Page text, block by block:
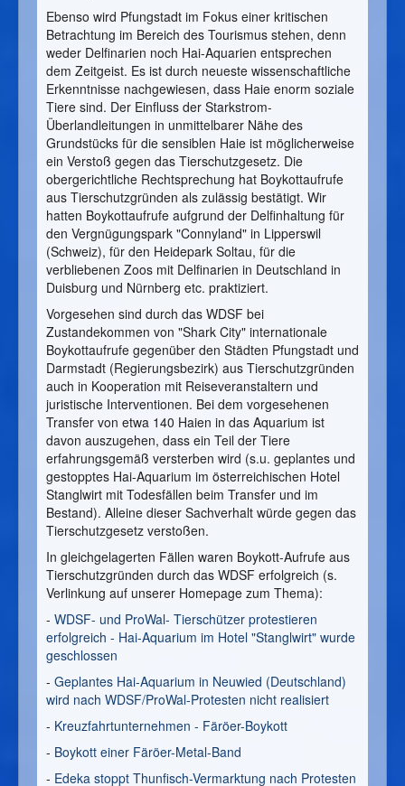
Ebenso wird Pfungstadt im Fokus einer kritischen
Betrachtung im Bereich des Tourismus stehen, denn
weder Delfinarien noch Hai-Aquarien entsprechen
dem Zeitgeist. Es ist durch neueste wissenschaftliche
Erkenntnisse nachgewiesen, dass Haie enorm soziale
Tiere sind. Der Einfluss der Starkstrom-
Überlandleitungen in unmittelbarer Nähe des
Grundstücks für die sensiblen Haie ist möglicherweise
ein Verstoß gegen das Tierschutzgesetz. Die
obergerichtliche Rechtsprechung hat Boykottaufrufe
aus Tierschutzgründen als zulässig bestätigt. Wir
hatten Boykottaufrufe aufgrund der Delfinhaltung für
den Vergnügungspark "Connyland" in Lipperswil
(Schweiz), für den Heidepark Soltau, für die
verbliebenen Zoos mit Delfinarien in Deutschland in
Duisburg und Nürnberg etc. praktiziert.
Vorgesehen sind durch das WDSF bei
Zustandekommen von "Shark City" internationale
Boykottaufrufe gegenüber den Städten Pfungstadt und
Darmstadt (Regierungsbezirk) aus Tierschutzgründen
auch in Kooperation mit Reiseveranstaltern und
juristische Interventionen. Bei dem vorgesehenen
Transfer von etwa 140 Haien in das Aquarium ist
davon auszugehen, dass ein Teil der Tiere
erfahrungsgemäß versterben wird (s.u. geplantes und
gestopptes Hai-Aquarium im österreichischen Hotel
Stanglwirt mit Todesfällen beim Transfer und im
Bestand). Alleine dieser Sachverhalt würde gegen das
Tierschutzgesetz verstoßen.
In gleichgelagerten Fällen waren Boykott-Aufrufe aus
Tierschutzgründen durch das WDSF erfolgreich (s.
Verlinkung auf unserer Homepage zum Thema):
- WDSF- und ProWal- Tierschützer protestieren
erfolgreich - Hai-Aquarium im Hotel "Stanglwirt" wurde
geschlossen
- Geplantes Hai-Aquarium in Neuwied (Deutschland)
wird nach WDSF/ProWal-Protesten nicht realisiert
- Kreuzfahrtunternehmen - Färöer-Boykott
- Boykott einer Färöer-Metal-Band
- Edeka stoppt Thunfisch-Vermarktung nach Protesten